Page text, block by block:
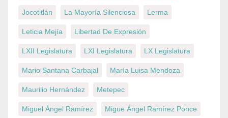
Jocotitlán La Mayoría Silenciosa Lerma
Leticia Mejía Libertad De Expresión
LXII Legislatura LXI Legislatura LX Legislatura
Mario Santana Carbajal María Luisa Mendoza
Maurilio Hernández Metepec
Miguel Ángel Ramírez Migue Ángel Ramírez Ponce